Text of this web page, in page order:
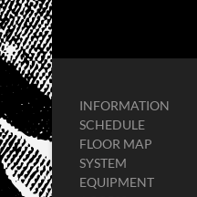
INFORMATION
SCHEDULE
FLOOR MAP
SYSTEM
EQUIPMENT